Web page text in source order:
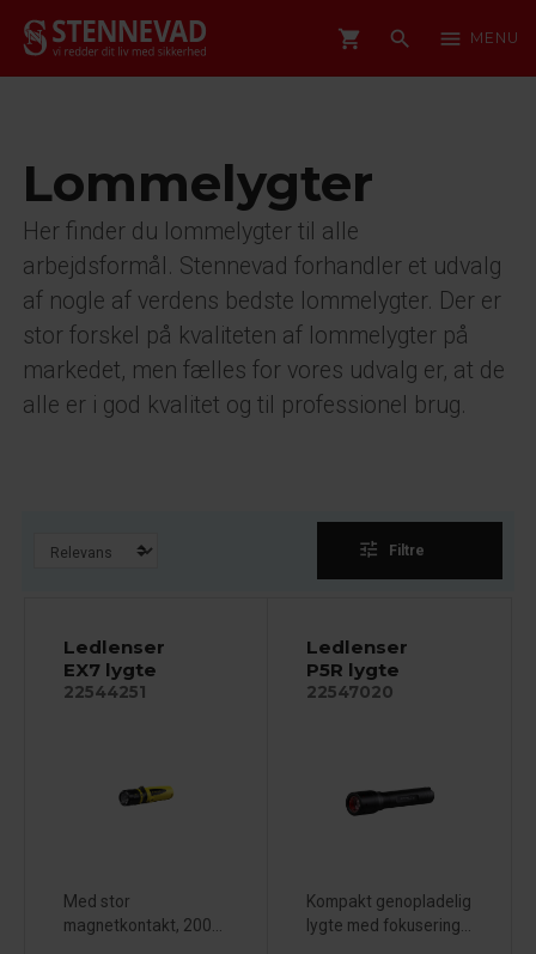
shopping_cart search menu MENU
Lommelygter
Her finder du lommelygter til alle
arbejdsformål. Stennevad forhandler et udvalg
af nogle af verdens bedste lommelygter. Der er
stor forskel på kvaliteten af lommelygter på
markedet, men fælles for vores udvalg er, at de
alle er i god kvalitet og til professionel brug.
tune Filtre
Ledlenser
EX7 lygte
22544251
Med stor
magnetkontakt, 200...
Ledlenser
P5R lygte
22547020
Kompakt genopladelig
lygte med fokusering...